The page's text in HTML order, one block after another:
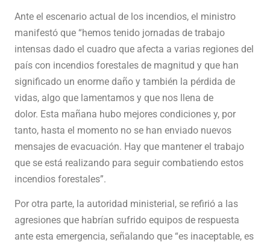
Ante el escenario actual de los incendios, el ministro
manifestó que “hemos tenido jornadas de trabajo
intensas dado el cuadro que afecta a varias regiones del
país con incendios forestales de magnitud y que han
significado un enorme daño y también la pérdida de
vidas, algo que lamentamos y que nos llena de
dolor. Esta mañana hubo mejores condiciones y, por
tanto, hasta el momento no se han enviado nuevos
mensajes de evacuación. Hay que mantener el trabajo
que se está realizando para seguir combatiendo estos
incendios forestales”.
Por otra parte, la autoridad ministerial, se refirió a las
agresiones que habrían sufrido equipos de respuesta
ante esta emergencia, señalando que “es inaceptable, es